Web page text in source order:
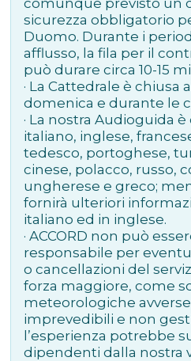
sicurezza obbligatorio
Duomo. Durante i
afflusso, la fila per il
può durare circa 10-15
· La Cattedrale è chiusa
domenica e durante le
· La nostra Audioguida
italiano, inglese,
tedesco, portoghese,
cinese, polacco, russo,
ungherese e greco;
fornirà ulteriori
italiano ed in inglese.
· ACCORD non può
responsabile per
o cancellazioni del
forza maggiore, come
meteorologiche
imprevedibili e non
l’esperienza potrebbe
dipendenti dalla nostra